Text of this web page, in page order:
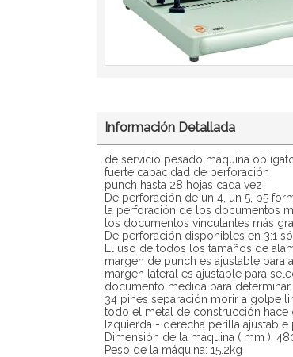
Información Detallada
de servicio pesado máquina
fuerte capacidad de perforación
punch hasta 28 hojas cada vez
De perforación de un 4, un 5, b5
la perforación de los documentos
los documentos vinculantes más
De perforación disponibles en 3:1
El uso de todos los tamaños de
margen de punch es ajustable para
margen lateral es ajustable para
documento medida para
34 pines separación morir a golpe
todo el metal de construcción
Izquierda - derecha perilla
Dimensión de la máquina ( mm ):
Peso de la máquina: 15.2kg